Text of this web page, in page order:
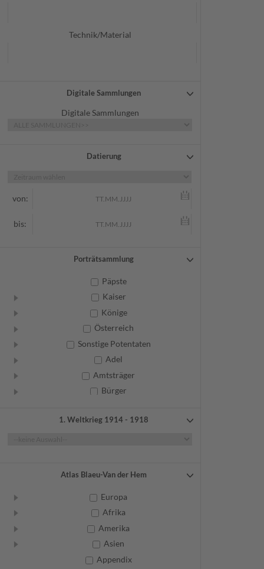
Technik/Material
Digitale Sammlungen
Digitale Sammlungen
Datierung
von:
bis:
Porträtsammlung
Päpste
Kaiser
Könige
Österreich
Sonstige Potentaten
Adel
Amtsträger
Bürger
Geistliche
Weitere
1. Weltkrieg 1914 - 1918
Atlas Blaeu-Van der Hem
Europa
Afrika
Amerika
Asien
Appendix